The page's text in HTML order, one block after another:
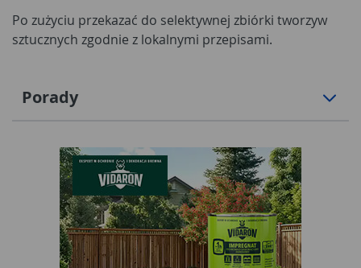
Po zużyciu przekazać do selektywnej zbiórki tworzyw
sztucznych zgodnie z lokalnymi przepisami.
Porady